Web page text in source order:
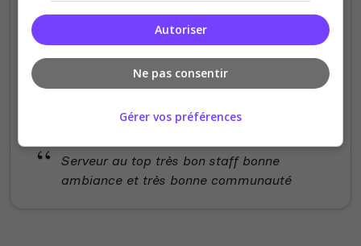
Staff du serveur
Disponibilité
Serveur au top très bon staff bonne
ambiance et très bonne communauté
Autoriser
Ne pas consentir
Gérer vos préférences